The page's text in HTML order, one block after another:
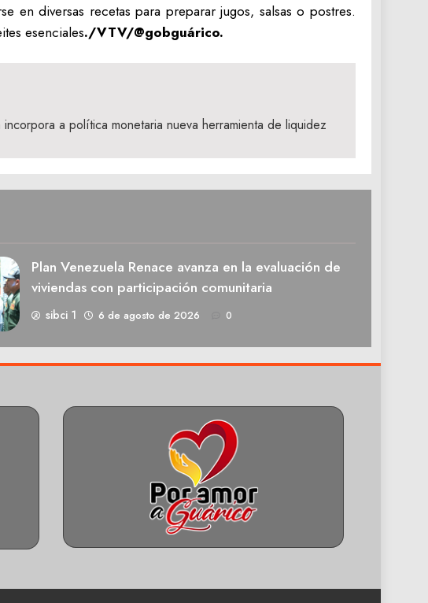
en diversas recetas para preparar jugos, salsas o postres.
esenciales./VTV/@gobguárico.
a política monetaria nueva herramienta de liquidez
Plan Venezuela Renace avanza en la evaluación de
viviendas con participación comunitaria
sibci 1 6 de agosto de 2026 0